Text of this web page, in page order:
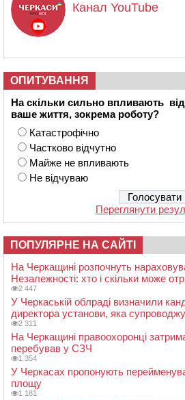
Канал YouTube
ОПИТУВАННЯ
На скільки сильно впливають
ваше життя, зокрема роботу?
Катастрофічно
Частково відчутно
Майже не впливають
Не відчуваю
Переглянути
ПОПУЛЯРНЕ НА САЙТІ
На Черкащині розпочнуть
Незалежності: хто і скільки може
2 447
У Черкаській облраді визначили
директора установи, яка
2 311
На Черкащині правоохоронці
перебував у СЗЧ
1 354
У Черкасах пропонують
площу
1 181